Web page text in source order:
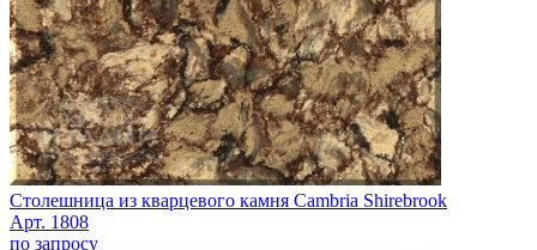
Столешница из кварцевого камня Cambria Shirebrook
Арт. 1808
по запросу